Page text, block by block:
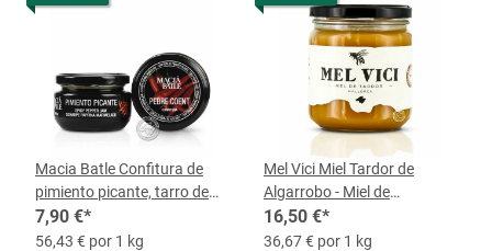
Macia Batle Confitura de
pimiento picante, tarro de
140 g
7,90 €*
56,43 € por 1 kg
Mel Vici Miel Tardor de
Algarrobo - Miel de
Algarrobo, 450-g-Tarro
16,50 €*
36,67 € por 1 kg